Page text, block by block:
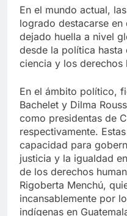
En el mundo actual,
logrado destacarse
dejado huella a nivel
desde la política
ciencia y los derechos
En el ámbito político,
Bachelet y Dilma
como presidentas de
respectivamente.
capacidad para
justicia y la igualdad
de los derechos
Rigoberta Menchú,
incansablemente por
indígenas en